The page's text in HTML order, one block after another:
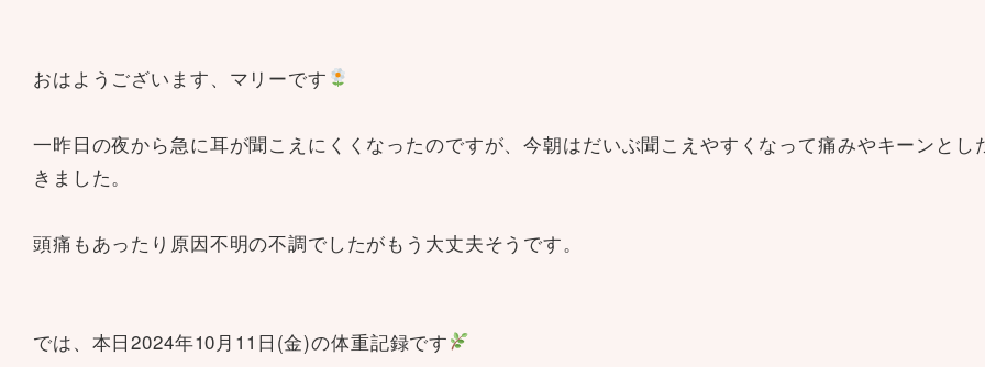
おはようございます、マリーです
一昨日の夜から急に耳が聞こえにくくなったのですが、今朝はだいぶ聞こえやすくなって痛みやキーンとし
きました。
頭痛もあったり原因不明の不調でしたがもう大丈夫そうです。
では、本日2024年10月11日(金)の体重記録です